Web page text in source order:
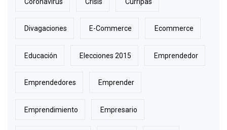
Divagaciones E-Commerce Ecommerce
Educación Elecciones 2015 Emprendedor
Emprendedores Emprender
Emprendimiento Empresario